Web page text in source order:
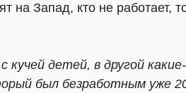
на Запад, кто не работает,
кучей детей, в другой
был безработным уже